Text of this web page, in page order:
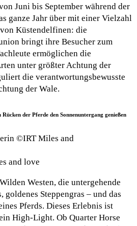
Juni bis September während der
ganze Jahr über mit einer Vielzahl
Küstendelfinen: die
bringt ihre Besucher zum
ermöglichen die
unter größter Achtung der
die verantwortungsbewusste
der Wale.
der Pferde den Sonnenuntergang genießen
and love
Westen, die untergehende
goldenes Steppengras – und das
Pferds. Dieses Erlebnis ist
High-Light. Ob Quarter Horse